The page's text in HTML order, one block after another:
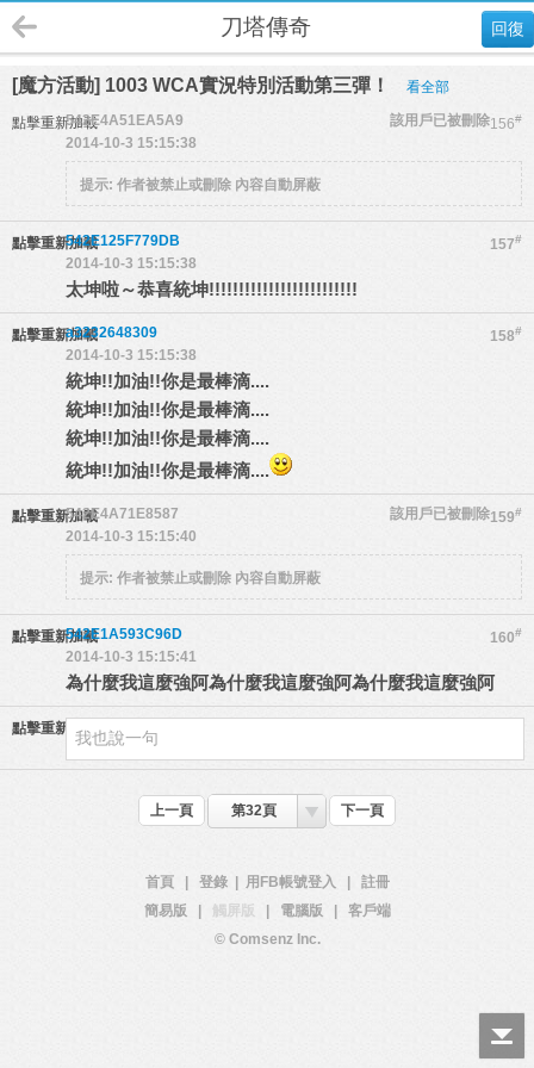
回復
刀塔傳奇
[魔方活動] 1003 WCA實況特別活動第三彈！ 看全部
點擊重新加載 156#
542E4A51EA5A9
該用戶已被刪除
2014-10-3 15:15:38
提示: 作者被禁止或刪除 內容自動屏蔽
點擊重新加載 157#
542E125F779DB
2014-10-3 15:15:38
太坤啦～恭喜統坤!!!!!!!!!!!!!!!!!!!!!!!!!
點擊重新加載 158#
a3232648309
2014-10-3 15:15:38
統坤!!加油!!你是最棒滴....
統坤!!加油!!你是最棒滴....
統坤!!加油!!你是最棒滴....
統坤!!加油!!你是最棒滴....
點擊重新加載 159#
542E4A71E8587
該用戶已被刪除
2014-10-3 15:15:40
提示: 作者被禁止或刪除 內容自動屏蔽
點擊重新加載 160#
542E1A593C96D
2014-10-3 15:15:41
為什麼我這麼強阿為什麼我這麼強阿為什麼我這麼強阿
點擊重新加載
上一頁 第32頁 下一頁
首頁 登錄 用FB帳號登入
註冊
簡易版
觸屏版 電腦版
客戶端
© Comsenz Inc.